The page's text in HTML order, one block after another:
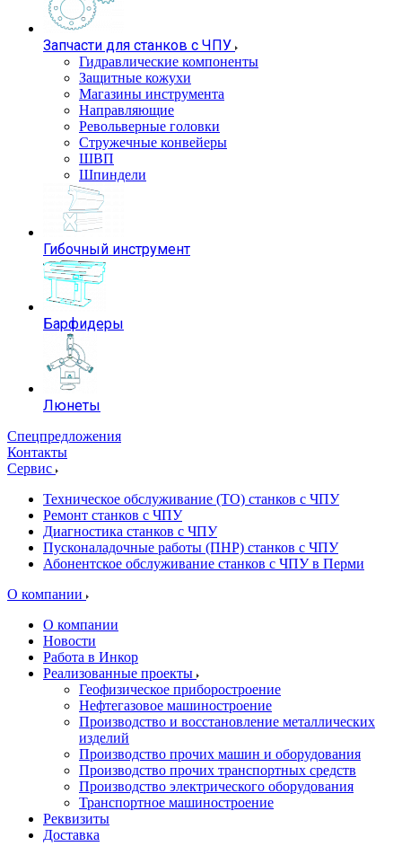
Запчасти для станков с ЧПУ
Гидравлические компоненты
Защитные кожухи
Магазины инструмента
Направляющие
Револьверные головки
Стружечные конвейеры
ШВП
Шпиндели
Гибочный инструмент
Барфидеры
Люнеты
Спецпредложения
Контакты
Сервис
Техническое обслуживание (ТО) станков с ЧПУ
Ремонт станков с ЧПУ
Диагностика станков с ЧПУ
Пусконаладочные работы (ПНР) станков с ЧПУ
Абонентское обслуживание станков с ЧПУ в Перми
О компании
О компании
Новости
Работа в Инкор
Реализованные проекты
Геофизическое приборостроение
Нефтегазовое машиностроение
Производство и восстановление металлических
изделий
Производство прочих машин и оборудования
Производство прочих транспортных средств
Производство электрического оборудования
Транспортное машиностроение
Реквизиты
Доставка